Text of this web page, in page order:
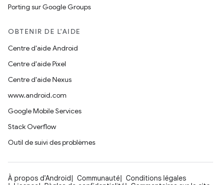
Porting sur Google Groups
OBTENIR DE L'AIDE
Centre d'aide Android
Centre d'aide Pixel
Centre d'aide Nexus
www.android.com
Google Mobile Services
Stack Overflow
Outil de suivi des problèmes
À propos d'Android Communauté
Conditions légales